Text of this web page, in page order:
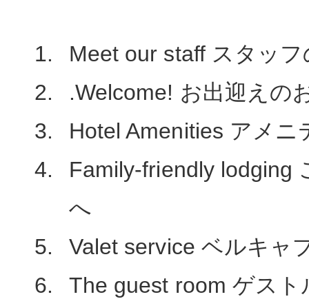
Meet our staff スタッ
.Welcome! お出迎えの
Hotel Amenities アメニ
Family-friendly lodging
へ
Valet service ベルキャ
The guest room ゲスト